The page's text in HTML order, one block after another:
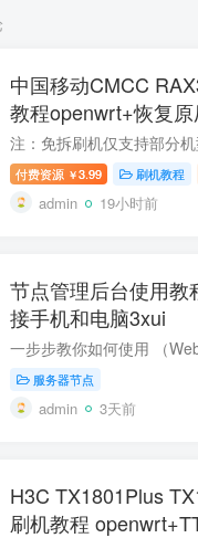
中国移动CMCC
教程openwrt+恢复
付费资源 ￥3.99 刷机教程
admin 19小时前
节点管理后台使用教
接手机和电脑3xui
服务器节点
admin 3天前
H3C TX1801Plus
刷机教程